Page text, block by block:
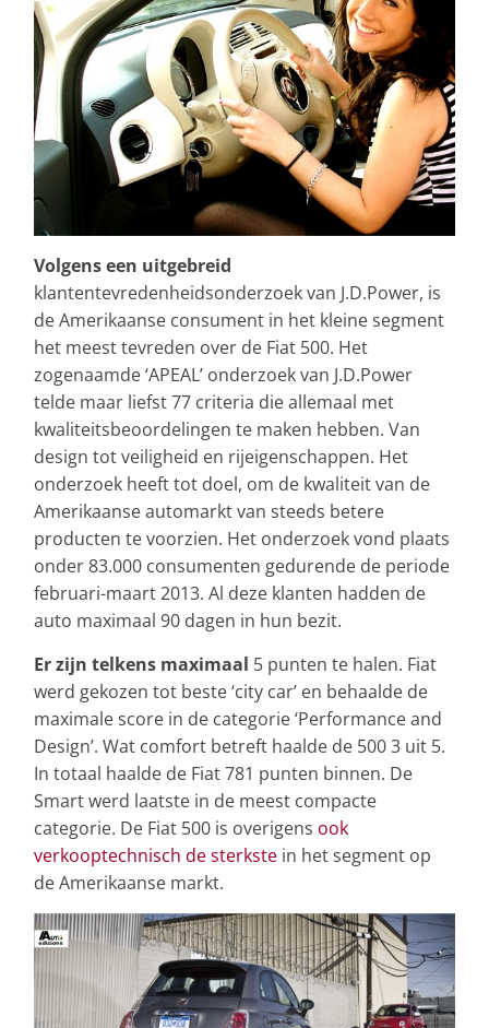
Volgens een uitgebreid
klantentevredenheidsonderzoek van J.D.Power, is
de Amerikaanse consument in het kleine segment
het meest tevreden over de Fiat 500. Het
zogenaamde ‘APEAL’ onderzoek van J.D.Power
telde maar liefst 77 criteria die allemaal met
kwaliteitsbeoordelingen te maken hebben. Van
design tot veiligheid en rijeigenschappen. Het
onderzoek heeft tot doel, om de kwaliteit van de
Amerikaanse automarkt van steeds betere
producten te voorzien. Het onderzoek vond plaats
onder 83.000 consumenten gedurende de periode
februari-maart 2013. Al deze klanten hadden de
auto maximaal 90 dagen in hun bezit.
Er zijn telkens maximaal 5 punten te halen. Fiat
werd gekozen tot beste ‘city car’ en behaalde de
maximale score in de categorie ‘Performance and
Design’. Wat comfort betreft haalde de 500 3 uit 5.
In totaal haalde de Fiat 781 punten binnen. De
Smart werd laatste in de meest compacte
categorie. De Fiat 500 is overigens ook
verkooptechnisch de sterkste in het segment op
de Amerikaanse markt.